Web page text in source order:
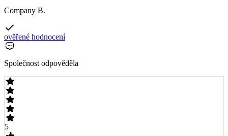
Company B.
ověřené hodnocení
Společnost odpověděla
5